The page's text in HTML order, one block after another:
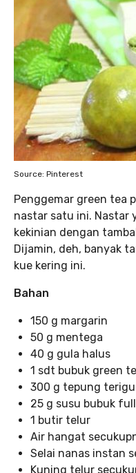
Source: Pinterest
Penggemar green tea
nastar satu ini. Nastar
kekinian dengan
Dijamin, deh, banyak
kue kering ini.
Bahan
150 g margarin
50 g mentega
40 g gula halus
1 sdt bubuk green
300 g tepung terigu
25 g susu bubuk
1 butir telur
Air hangat
Selai nanas instan
Kuning telur